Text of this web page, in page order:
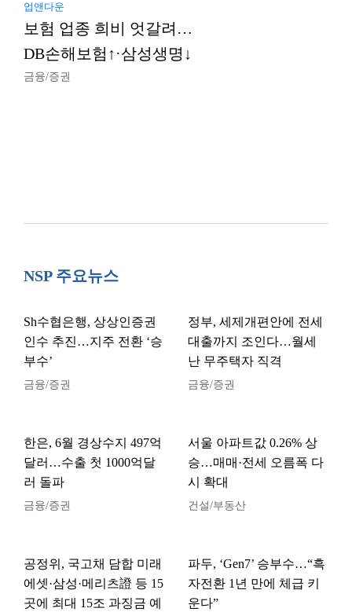
업앤다운
보험 업종 희비 엇갈려…
DB손해보험↑·삼성생명↓
금융/증권
NSP 주요뉴스
Sh수협은행, 상상인증권
인수 추진…지주 전환 ‘승
부수’
금융/증권
정부, 세제개편안에 전세
대출까지 조인다…월세
난 무주택자 직격
금융/증권
한은, 6월 경상수지 497억
달러…수출 첫 1000억달
러 돌파
금융/증권
서울 아파트값 0.26% 상
승…매매·전세 오름폭 다
시 확대
건설/부동산
공정위, 국고채 담합 미래
에셋·삼성·메리츠證 등 15
곳에 최대 15조 과징금 예
파두, ‘Gen7’ 승부수…“흑
자전환 1년 만에 체급 키
운다”